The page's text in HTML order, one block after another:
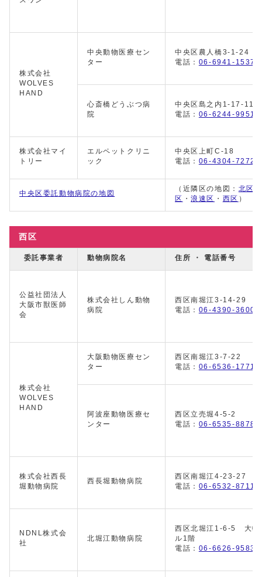
株式会社
WOLVES
HAND
中央動物医療セン
ター
中央区農人橋3-1-24
電話： 06-6941-1537
心斎橋どうぶつ病
院
中央区島之内1-17-11
電話： 06-6244-9951
株式会社マイ
トリー
エルペットクリニ
ック
中央区上町C-18
電話： 06-4304-7272
中央区委託動物病院の地図
（近隣区の地図： 北区
区
・浪速区 ・ 西区 ）
西区
委託事業者 動物病院名 住所 ・ 電話番号
公益社団法人
大阪市獣医師
会
株式会社しん動物
病院
西区南堀江3-14-29
電話： 06-4390-3600
株式会社
WOLVES
HAND
大阪動物医療セン
ター
西区南堀江3-7-22
電話： 06-6536-1771
阿波座動物医療セ
ンター
西区立売堀4-5-2
電話： 06-6535-8878
株式会社西長
堀動物病院
西長堀動物病院
西区南堀江4-23-27
電話： 06-6532-8711
NDNL株式会
社
北堀江動物病院
西区北堀江1-6-5 大輪
ル1階
電話： 06-6626-9583